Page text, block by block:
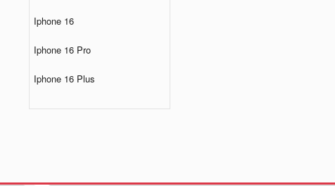
Iphone 16
Iphone 16 Pro
Iphone 16 Plus
Iphone 16 Pro Max